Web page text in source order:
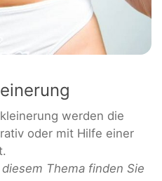
werden die
oder mit Hilfe einer
Thema finden Sie